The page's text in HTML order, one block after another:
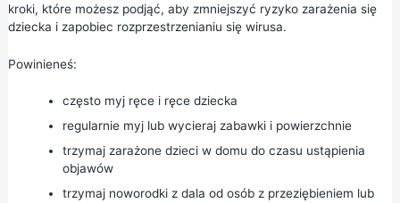
kroki, które możesz podjąć, aby zmniejszyć ryzyko zarażenia się
dziecka i zapobiec rozprzestrzenianiu się wirusa.
Powinieneś:
często myj ręce i ręce dziecka
regularnie myj lub wycieraj zabawki i powierzchnie
trzymaj zarażone dzieci w domu do czasu ustąpienia
objawów
trzymaj noworodki z dala od osób z przeziębieniem lub